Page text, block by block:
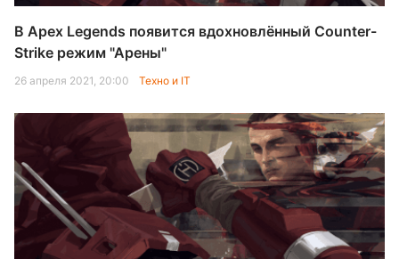
В Apex Legends появится вдохновлённый Counter-
Strike режим "Арены"
26 апреля 2021, 20:00 Техно и IT